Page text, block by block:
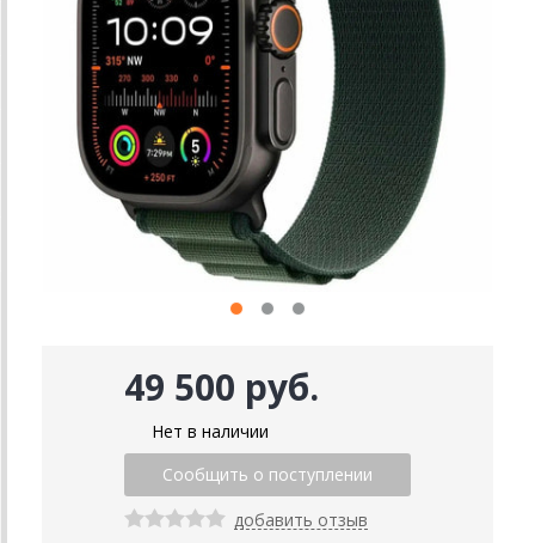
49 500 руб.
Нет в наличии
добавить отзыв